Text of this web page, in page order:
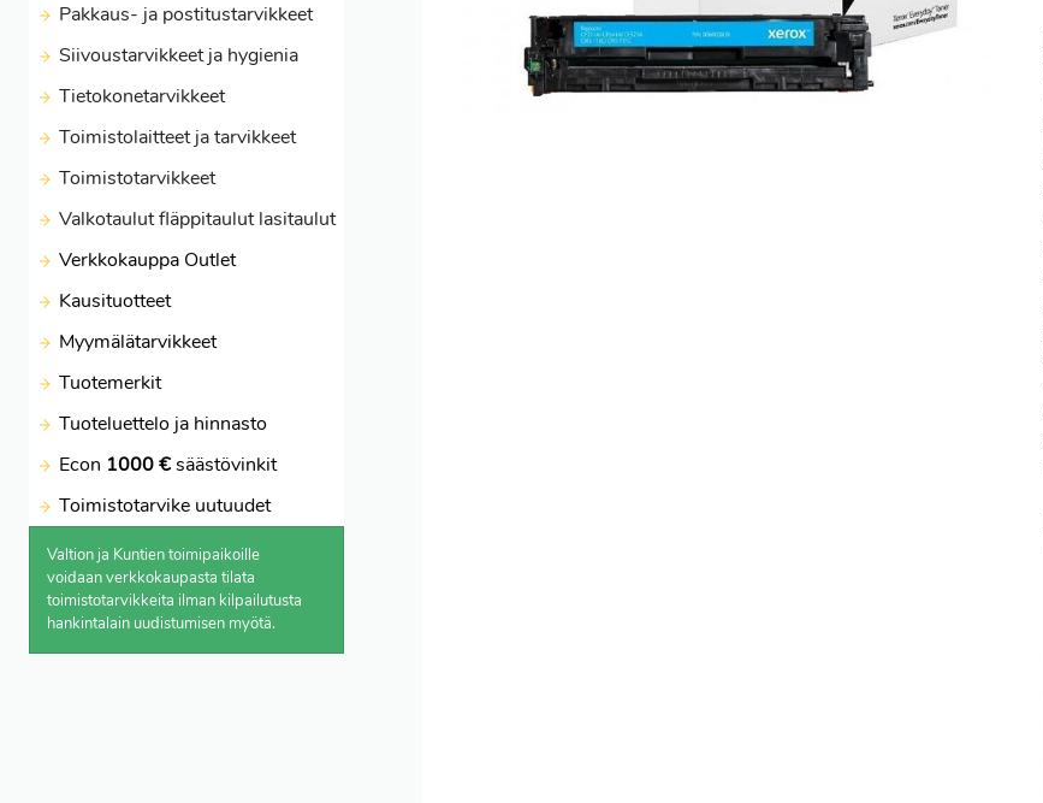
Pakkaus- ja postitustarvikkeet
Siivoustarvikkeet ja hygienia
Tietokonetarvikkeet
Toimistolaitteet ja tarvikkeet
Toimistotarvikkeet
Valkotaulut fläppitaulut lasitaulut
Verkkokauppa Outlet
Kausituotteet
Myymälätarvikkeet
Tuotemerkit
Tuoteluettelo ja hinnasto
Econ 1000 €säästövinkit
Toimistotarvike uutuudet
Valtion ja Kuntien toimipaikoille
voidaan verkkokaupasta tilata
toimistotarvikkeita ilman kilpailutusta
hankintalain uudistumisen myötä.